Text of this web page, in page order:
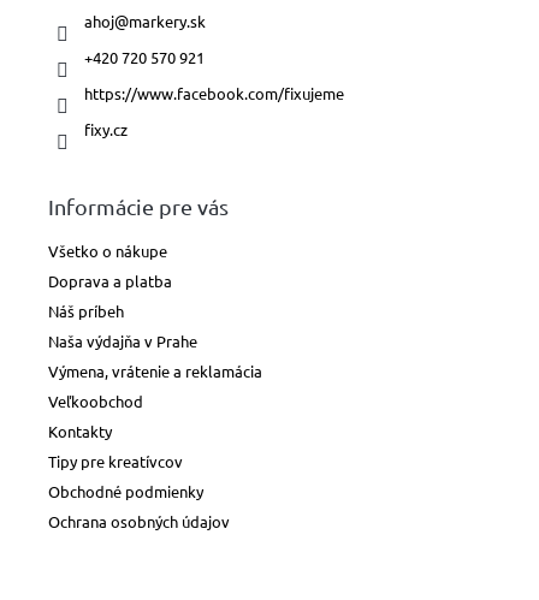
ahoj@markery.sk
+420 720 570 921
https://www.facebook.com/fixujeme
fixy.cz
Informácie pre vás
Všetko o nákupe
Doprava a platba
Náš príbeh
Naša výdajňa v Prahe
Výmena, vrátenie a reklamácia
Veľkoobchod
Kontakty
Tipy pre kreatívcov
Obchodné podmienky
Ochrana osobných údajov